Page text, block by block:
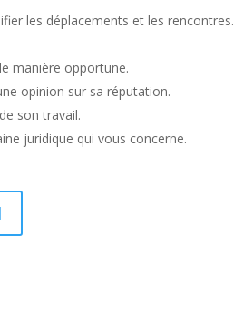
les déplacements et les rencontres.
manière opportune.
opinion sur sa réputation.
son travail.
juridique qui vous concerne.